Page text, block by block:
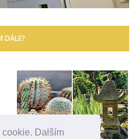
cookie. Dalším
DÁLE?